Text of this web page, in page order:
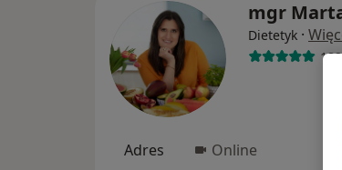
mgr
Dietetyk ·
Adres Online